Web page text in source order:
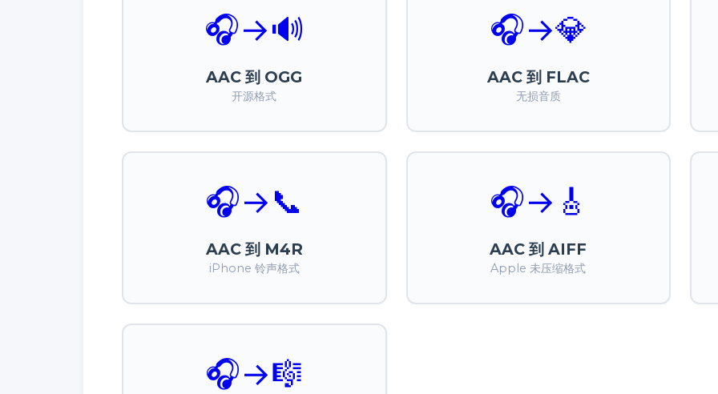
🎧→🔊
AAC 到 OGG
开源格式
🎧→💎
AAC 到 FLAC
无损音质
🎧→📞
AAC 到 M4R
iPhone 铃声格式
🎧→ 🎸
AAC 到 AIFF
Apple 未压缩格式
🎧→🎼